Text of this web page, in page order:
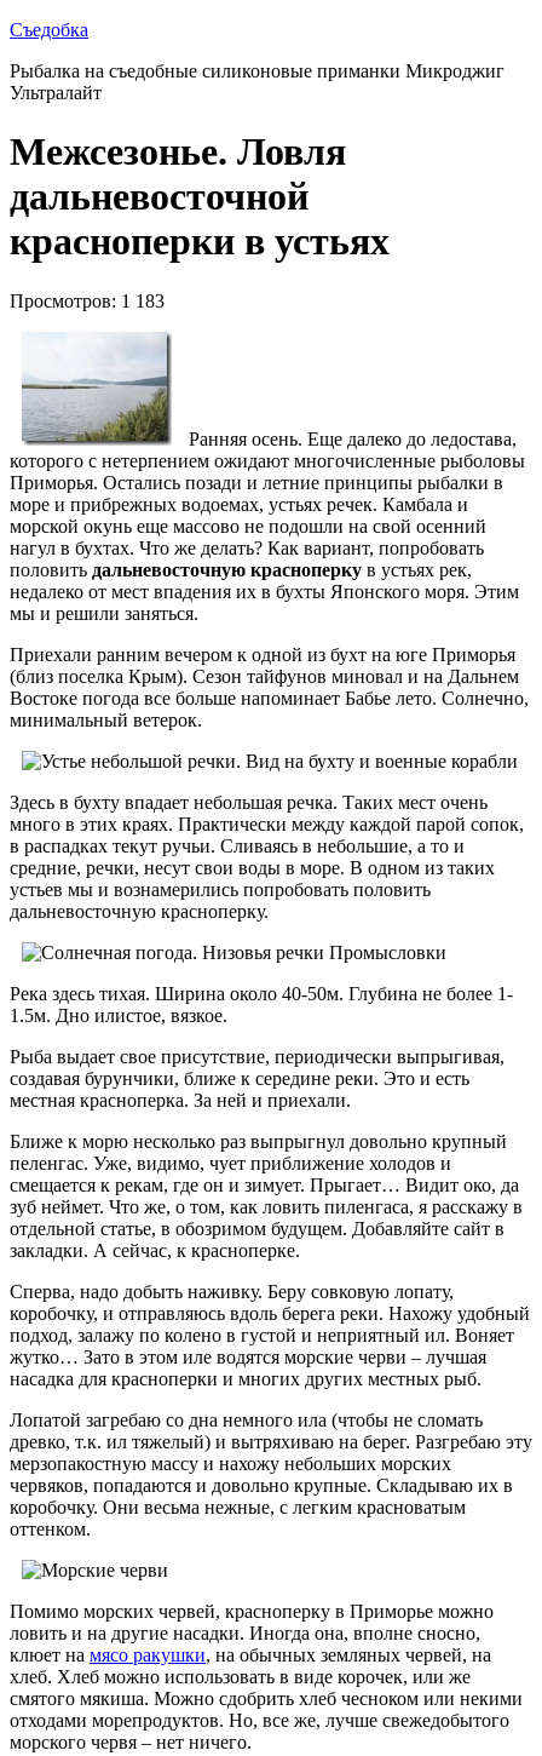
Съедобка
Рыбалка на съедобные силиконовые приманки Микроджиг
Ультралайт
Межсезонье. Ловля
дальневосточной
красноперки в устьях
Просмотров: 1 183
Ранняя осень. Еще далеко до ледостава,
которого с нетерпением ожидают многочисленные рыболовы
Приморья. Остались позади и летние принципы рыбалки в
море и прибрежных водоемах, устьях речек. Камбала и
морской окунь еще массово не подошли на свой осенний
нагул в бухтах. Что же делать? Как вариант, попробовать
половить дальневосточную красноперку в устьях рек,
недалеко от мест впадения их в бухты Японского моря. Этим
мы и решили заняться.
Приехали ранним вечером к одной из бухт на юге Приморья
(близ поселка Крым). Сезон тайфунов миновал и на Дальнем
Востоке погода все больше напоминает Бабье лето. Солнечно,
минимальный ветерок.
Здесь в бухту впадает небольшая речка. Таких мест очень
много в этих краях. Практически между каждой парой сопок,
в распадках текут ручьи. Сливаясь в небольшие, а то и
средние, речки, несут свои воды в море. В одном из таких
устьев мы и вознамерились попробовать половить
дальневосточную красноперку.
Река здесь тихая. Ширина около 40-50м. Глубина не более 1-
1.5м. Дно илистое, вязкое.
Рыба выдает свое присутствие, периодически выпрыгивая,
создавая бурунчики, ближе к середине реки. Это и есть
местная красноперка. За ней и приехали.
Ближе к морю несколько раз выпрыгнул довольно крупный
пеленгас. Уже, видимо, чует приближение холодов и
смещается к рекам, где он и зимует. Прыгает… Видит око, да
зуб неймет. Что же, о том, как ловить пиленгаса, я расскажу в
отдельной статье, в обозримом будущем. Добавляйте сайт в
закладки. А сейчас, к красноперке.
Сперва, надо добыть наживку. Беру совковую лопату,
коробочку, и отправляюсь вдоль берега реки. Нахожу удобный
подход, залажу по колено в густой и неприятный ил. Воняет
жутко… Зато в этом иле водятся морские черви – лучшая
насадка для красноперки и многих других местных рыб.
Лопатой загребаю со дна немного ила (чтобы не сломать
древко, т.к. ил тяжелый) и вытряхиваю на берег. Разгребаю эту
мерзопакостную массу и нахожу небольших морских
червяков, попадаются и довольно крупные. Складываю их в
коробочку. Они весьма нежные, с легким красноватым
оттенком.
Помимо морских червей, красноперку в Приморье можно
ловить и на другие насадки. Иногда она, вполне сносно,
клюет на мясо ракушки, на обычных земляных червей, на
хлеб. Хлеб можно использовать в виде корочек, или же
смятого мякиша. Можно сдобрить хлеб чесноком или некими
отходами морепродуктов. Но, все же, лучше свежедобытого
морского червя – нет ничего.